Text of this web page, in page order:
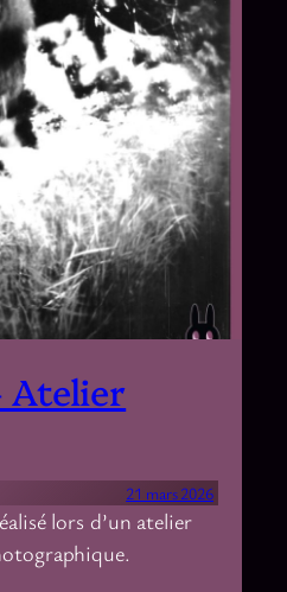
Atelier
21 mars 2026
lors d’un atelier